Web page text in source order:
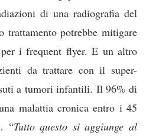
di una radiografia del
trattamento potrebbe mitigare
i frequent flyer. E un altro
da trattare con il super-
a tumori infantili. Il 96% di
malattia cronica entro i 45
“Tutto questo si aggiunge al